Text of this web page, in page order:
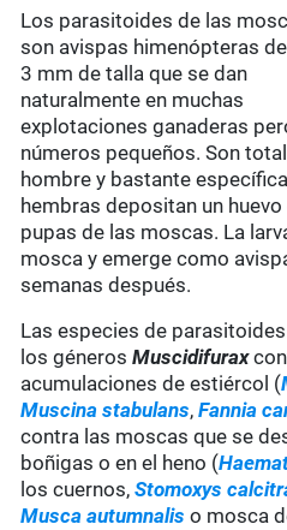
Los parasitoides de las
son avispas himenópteras
3 mm de talla que se dan
naturalmente en muchas
explotaciones ganaderas
números pequeños. Son
hombre y bastante
hembras depositan un
pupas de las moscas. La
mosca y emerge como
semanas después.
Las especies de
los génerosMuscidifurax
acumulaciones de estiércol (
Muscina stabulans,Fannia
contra las moscas que se
boñigas o en el heno (
los cuernos,Stomoxys
Musca autumnalis o mosca